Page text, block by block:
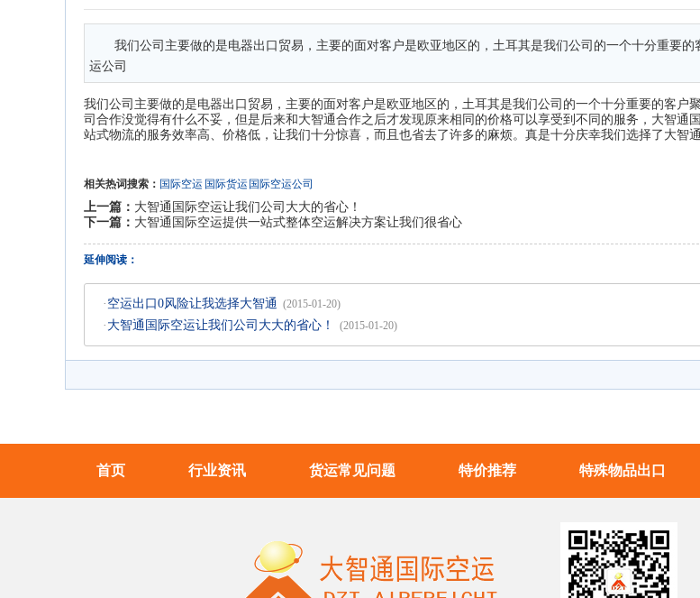
我们公司主要做的是电器出口贸易，主要的面对客户是欧亚地区的，土耳其是我们公司的一个十分重要
运公司
我们公司主要做的是电器出口贸易，主要的面对客户是欧亚地区的，土耳其是我们公司的一个十分重要的客户
司合作没觉得有什么不妥，但是后来和大智通合作之后才发现原来相同的价格可以享受到不同的服务，大智通
站式物流的服务效率高、价格低，让我们十分惊喜，而且也省去了许多的麻烦。真是十分庆幸我们选择了大智通
相关热词搜索： 国际空运 国际货运 国际空运公司
上一篇： 大智通国际空运让我们公司大大的省心！
下一篇： 大智通国际空运提供一站式整体空运解决方案让我们很省心
延伸阅读：
· 空运出口0风险让我选择大智通 (2015-01-20)
· 大智通国际空运让我们公司大大的省心！ (2015-01-20)
首页 行业资讯 货运常见问题 特价推荐 特殊物品出口